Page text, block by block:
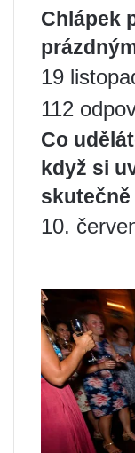
Chlápek
19
112
Co
když si
10.